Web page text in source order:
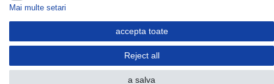
Mai multe setari
accepta toate
Reject all
a salva